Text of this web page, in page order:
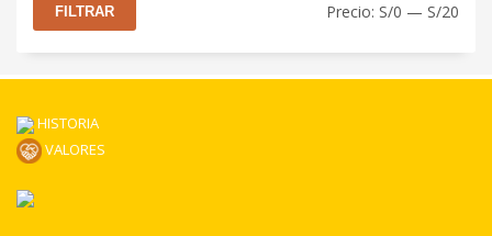
FILTRAR Precio: S/0 — S/20
HISTORIA
VALORES